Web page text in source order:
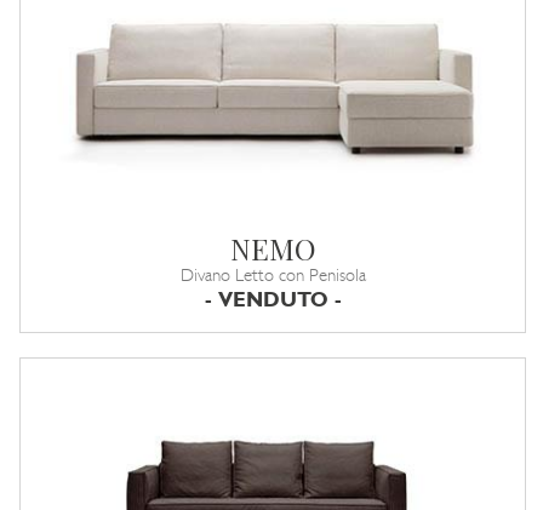
NEMO
Divano Letto con Penisola
- VENDUTO -